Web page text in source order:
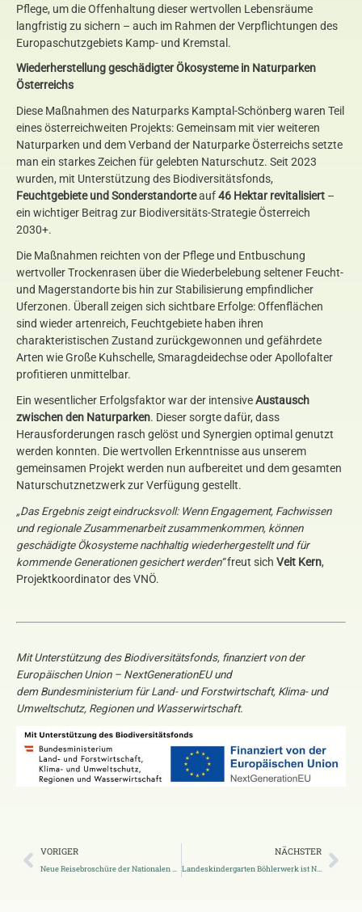
Pflege, um die Offenhaltung dieser wertvollen Lebensräume
langfristig zu sichern – auch im Rahmen der Verpflichtungen des
Europaschutzgebiets Kamp- und Kremstal.
Wiederherstellung geschädigter Ökosysteme in Naturparken
Österreichs
Diese Maßnahmen des Naturparks Kamptal-Schönberg waren Teil
eines österreichweiten Projekts: Gemeinsam mit vier weiteren
Naturparken und dem Verband der Naturparke Österreichs setzte
man ein starkes Zeichen für gelebten Naturschutz. Seit 2023
wurden, mit Unterstützung des Biodiversitätsfonds,
Feuchtgebiete und Sonderstandorteauf46 Hektar revitalisiert –
ein wichtiger Beitrag zur Biodiversitäts-Strategie Österreich
2030+.
Die Maßnahmen reichten von der Pflege und Entbuschung
wertvoller Trockenrasen über die Wiederbelebung seltener Feucht-
und Magerstandorte bis hin zur Stabilisierung empfindlicher
Uferzonen. Überall zeigen sich sichtbare Erfolge: Offenflächen
sind wieder artenreich, Feuchtgebiete haben ihren
charakteristischen Zustand zurückgewonnen und gefährdete
Arten wie Große Kuhschelle, Smaragdeidechse oder Apollofalter
profitieren unmittelbar.
Ein wesentlicher Erfolgsfaktor war der intensiveAustausch
zwischen den Naturparken. Dieser sorgte dafür, dass
Herausforderungen rasch gelöst und Synergien optimal genutzt
werden konnten. Die wertvollen Erkenntnisse aus unserem
gemeinsamen Projekt werden nun aufbereitet und dem gesamten
Naturschutznetzwerk zur Verfügung gestellt.
„Das Ergebnis zeigt eindrucksvoll: Wenn Engagement, Fachwissen
und regionale Zusammenarbeit zusammenkommen, können
geschädigte Ökosysteme nachhaltig wiederhergestellt und für
kommende Generationen gesichert werden“freut sich Veit Kern,
Projektkoordinator des VNÖ.
Mit Unterstützung des Biodiversitätsfonds, finanziert von der
Europäischen Union – NextGenerationEU und
dem Bundesministerium für Land- und Forstwirtschaft, Klima- und
Umweltschutz, Regionen und Wasserwirtschaft.
VORIGER
Neue Reisebroschüre der Nationalen Naturlandschaften erschienen
NÄCHSTER
Landeskindergarten Böhlerwerk ist Naturpark-Kindergarten